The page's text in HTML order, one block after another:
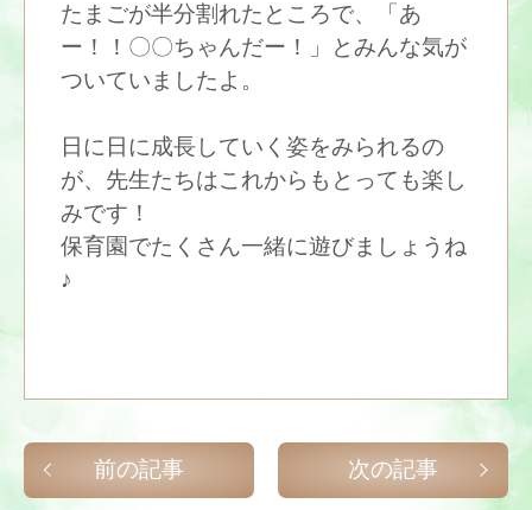
たまごが半分割れたところで、「あ
ー！！〇〇ちゃんだー！」とみんな気が
ついていましたよ。
日に日に成長していく姿をみられるの
が、先生たちはこれからもとっても楽し
みです！
保育園でたくさん一緒に遊びましょうね
♪
前の記事 次の記事